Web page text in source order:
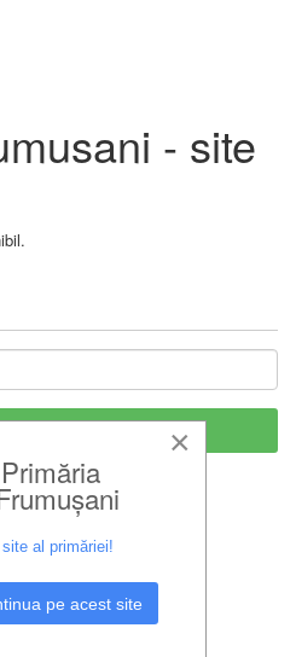
- site
×
al primăriei!
pe acest site